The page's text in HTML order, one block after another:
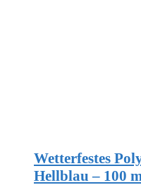
Wetterfestes
Hellblau – 100